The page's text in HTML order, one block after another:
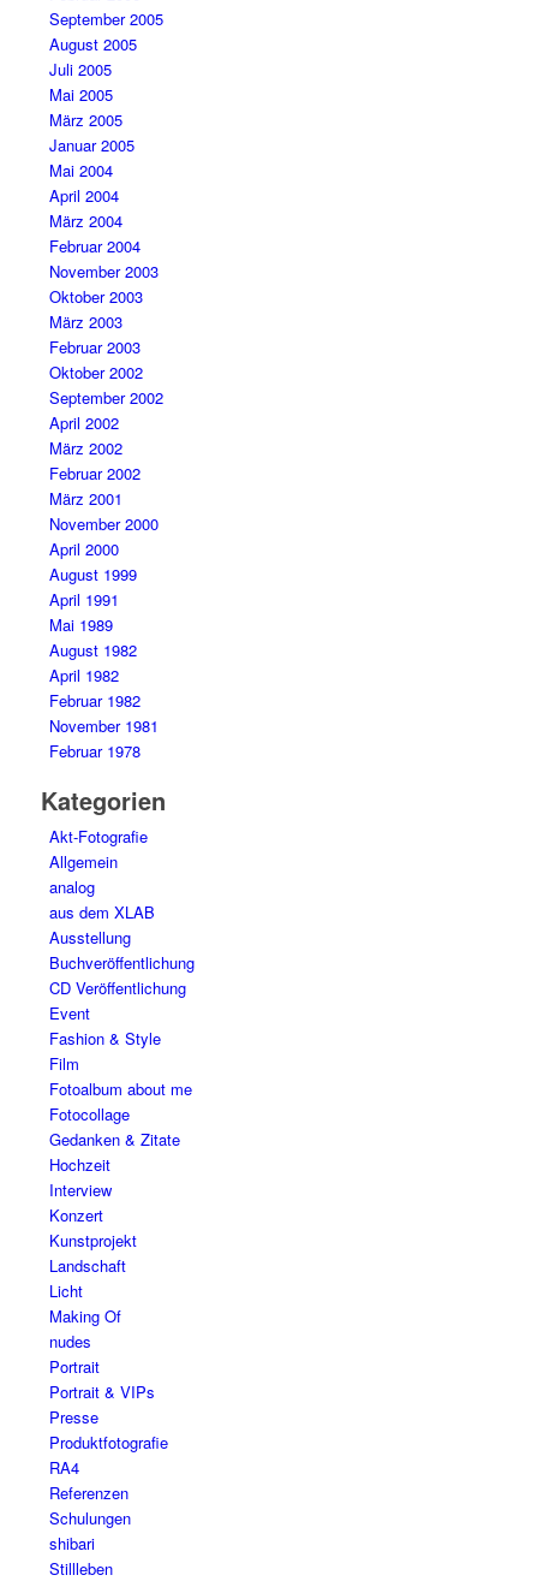
September 2005
August 2005
Juli 2005
Mai 2005
März 2005
Januar 2005
Mai 2004
April 2004
März 2004
Februar 2004
November 2003
Oktober 2003
März 2003
Februar 2003
Oktober 2002
September 2002
April 2002
März 2002
Februar 2002
März 2001
November 2000
April 2000
August 1999
April 1991
Mai 1989
August 1982
April 1982
Februar 1982
November 1981
Februar 1978
Kategorien
Akt-Fotografie
Allgemein
analog
aus dem XLAB
Ausstellung
Buchveröffentlichung
CD Veröffentlichung
Event
Fashion & Style
Film
Fotoalbum about me
Fotocollage
Gedanken & Zitate
Hochzeit
Interview
Konzert
Kunstprojekt
Landschaft
Licht
Making Of
nudes
Portrait
Portrait & VIPs
Presse
Produktfotografie
RA4
Referenzen
Schulungen
shibari
Stillleben